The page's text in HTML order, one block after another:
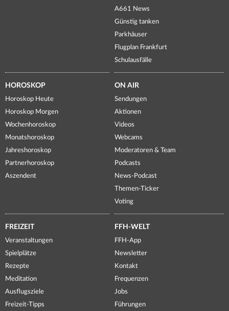
A661 News
Günstig tanken
Parkhäuser
Flugplan Frankfurt
Schulausfälle
HOROSKOP
Horoskop Heute
Horoskop Morgen
Wochenhoroskop
Monatshoroskop
Jahreshoroskop
Partnerhoroskop
Aszendent
ON AIR
Sendungen
Aktionen
Videos
Webcams
Moderatoren & Team
Podcasts
News-Podcast
Themen-Ticker
Voting
FREIZEIT
Veranstaltungen
Spielplätze
Rezepte
Meditation
Ausflugsziele
Freizeit-Tipps
FFH-WELT
FFH-App
Newsletter
Kontakt
Frequenzen
Jobs
Führungen